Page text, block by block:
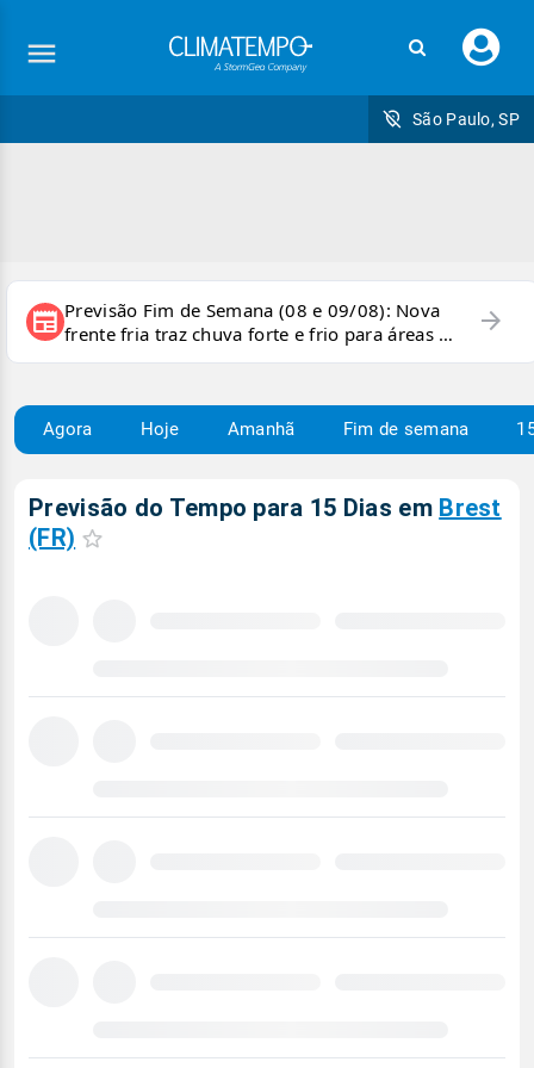
seu
São Paulo, SP
newspaper Previsão Fim de Semana (08 e 09/08): Nova
frente fria traz chuva forte e frio para áreas do
país
arrow_forward
Agora Hoje Amanhã Fim de semana
Previsão do Tempo para 15 Dias em Brest
(FR)